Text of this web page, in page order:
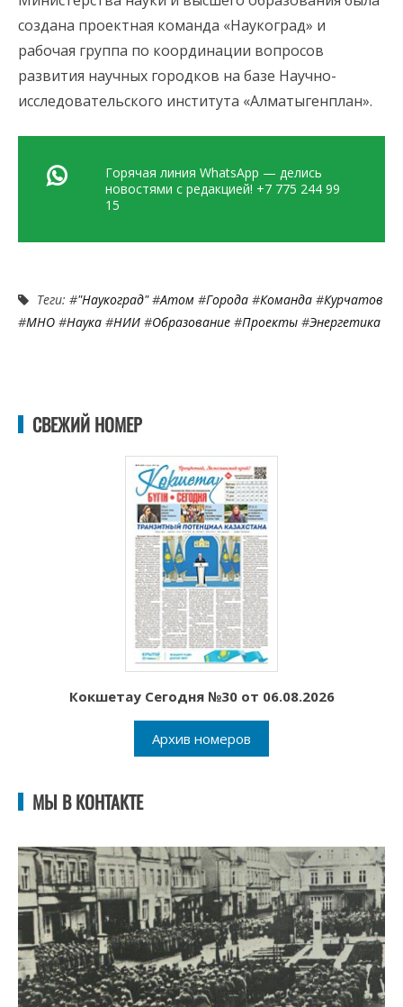
создана проектная команда «Наукоград» и
рабочая группа по координации вопросов
развития научных городков на базе Научно-
исследовательского института «Алматыгенплан».
Горячая линия WhatsApp — делись
новостями с редакцией! +7 775 244 99
15
Теги: #"Наукоград"#Атом #Города #Команда #Курчатов
#МНО #Наука #НИИ #Образование #Проекты #Энергетика
СВЕЖИЙ НОМЕР
Кокшетау Сегодня №30 от 06.08.2026
Архив номеров
МЫ В КОНТАКТЕ